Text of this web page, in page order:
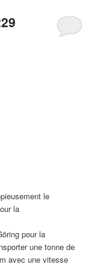
le
la
pour la
une tonne de
avec une vitesse